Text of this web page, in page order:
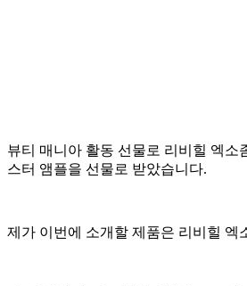
뷰티 매니아 활동 선물로 리비힐 엑소
스터 앰플을 선물로 받았습니다.
제가 이번에 소개할 제품은 리비힐 엑